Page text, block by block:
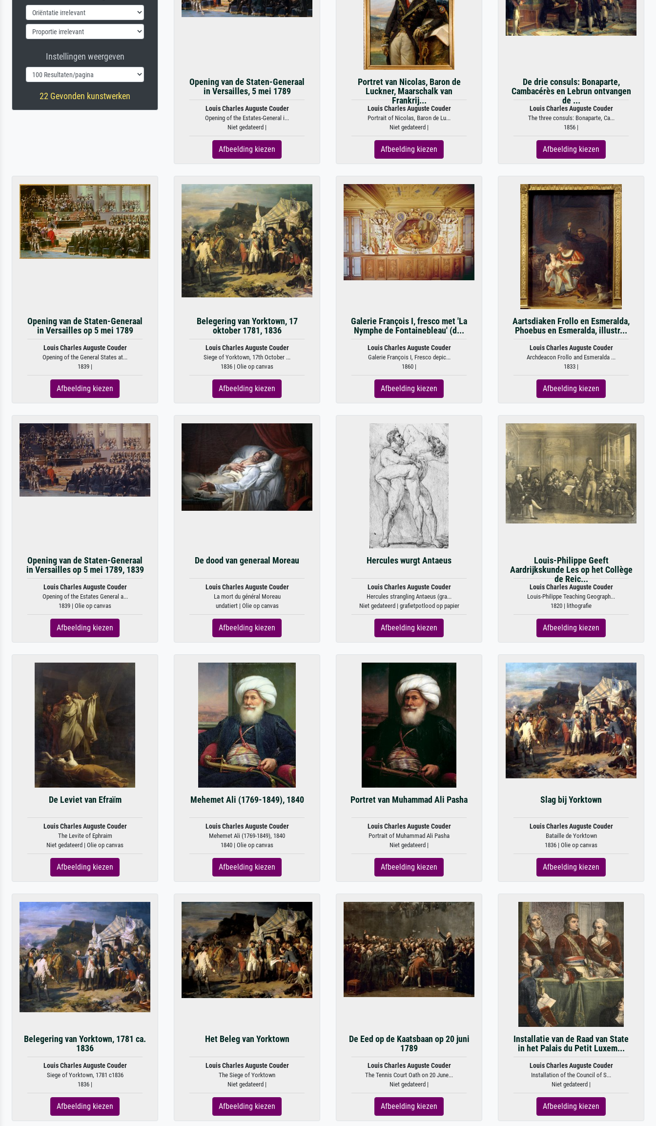
Instellingen weergeven
22 Gevonden kunstwerken
Opening van de Staten-Generaal
in Versailles, 5 mei 1789
Louis Charles Auguste Couder
Opening of the Estates-General i...
Niet gedateerd |
Afbeelding kiezen
Portret van Nicolas, Baron de
Luckner, Maarschalk van
Frankrij...
Louis Charles Auguste Couder
Portrait of Nicolas, Baron de Lu...
Niet gedateerd |
Afbeelding kiezen
De drie consuls: Bonaparte,
Cambacérès en Lebrun ontvangen
de ...
Louis Charles Auguste Couder
The three consuls: Bonaparte, Ca...
1856 |
Afbeelding kiezen
Opening van de Staten-Generaal
in Versailles op 5 mei 1789
Louis Charles Auguste Couder
Opening of the General States at...
1839 |
Afbeelding kiezen
Belegering van Yorktown, 17
oktober 1781, 1836
Louis Charles Auguste Couder
Siege of Yorktown, 17th October ...
1836 | Olie op canvas
Afbeelding kiezen
Galerie François I, fresco met 'La
Nymphe de Fontainebleau' (d...
Louis Charles Auguste Couder
Galerie François I, Fresco depic...
1860 |
Afbeelding kiezen
Aartsdiaken Frollo en Esmeralda,
Phoebus en Esmeralda, illustr...
Louis Charles Auguste Couder
Archdeacon Frollo and Esmeralda ...
1833 |
Afbeelding kiezen
Opening van de Staten-Generaal
in Versailles op 5 mei 1789, 1839
Louis Charles Auguste Couder
Opening of the Estates General a...
1839 | Olie op canvas
Afbeelding kiezen
De dood van generaal Moreau
Louis Charles Auguste Couder
La mort du général Moreau
undatiert | Olie op canvas
Afbeelding kiezen
Hercules wurgt Antaeus
Louis Charles Auguste Couder
Hercules strangling Antaeus (gra...
Niet gedateerd | grafietpotlood op papier
Afbeelding kiezen
Louis-Philippe Geeft
Aardrijkskunde Les op het Collège
de Reic...
Louis Charles Auguste Couder
Louis-Philippe Teaching Geograph...
1820 | lithografie
Afbeelding kiezen
De Leviet van Efraïm
Louis Charles Auguste Couder
The Levite of Ephraim
Niet gedateerd | Olie op canvas
Afbeelding kiezen
Mehemet Ali (1769-1849), 1840
Louis Charles Auguste Couder
Mehemet Ali (1769-1849), 1840
1840 | Olie op canvas
Afbeelding kiezen
Portret van Muhammad Ali Pasha
Louis Charles Auguste Couder
Portrait of Muhammad Ali Pasha
Niet gedateerd |
Afbeelding kiezen
Slag bij Yorktown
Louis Charles Auguste Couder
Bataille de Yorktown
1836 | Olie op canvas
Afbeelding kiezen
Belegering van Yorktown, 1781 ca.
1836
Louis Charles Auguste Couder
Siege of Yorktown, 1781 c1836
1836 |
Afbeelding kiezen
Het Beleg van Yorktown
Louis Charles Auguste Couder
The Siege of Yorktown
Niet gedateerd |
Afbeelding kiezen
De Eed op de Kaatsbaan op 20 juni
1789
Louis Charles Auguste Couder
The Tennis Court Oath on 20 June...
Niet gedateerd |
Afbeelding kiezen
Installatie van de Raad van State
in het Palais du Petit Luxem...
Louis Charles Auguste Couder
Installation of the Council of S...
Niet gedateerd |
Afbeelding kiezen